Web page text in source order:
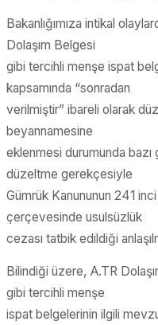
Bakanlığımıza intikal
Dolaşım Belgesi
gibi tercihli menşe ispat
kapsamında “sonradan
verilmiştir” ibareli olarak
beyannamesine
eklenmesi durumunda
düzeltme gerekçesiyle
Gümrük Kanununun 241
çerçevesinde usulsüzlük
cezası tatbik edildiği
Bilindiği üzere, A.TR
gibi tercihli menşe
ispat belgelerinin ilgili